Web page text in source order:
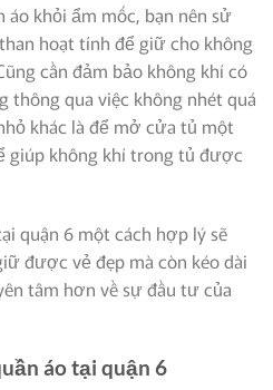
khỏi ẩm mốc, bạn nên sử
hoạt tính để giữ cho không
cần đảm bảo không khí có
qua việc không nhét quá
khác là để mở cửa tủ một
giúp không khí trong tủ được
quận 6 một cách hợp lý sẽ
được vẻ đẹp mà còn kéo dài
tâm hơn về sự đầu tư của
áo tại quận 6